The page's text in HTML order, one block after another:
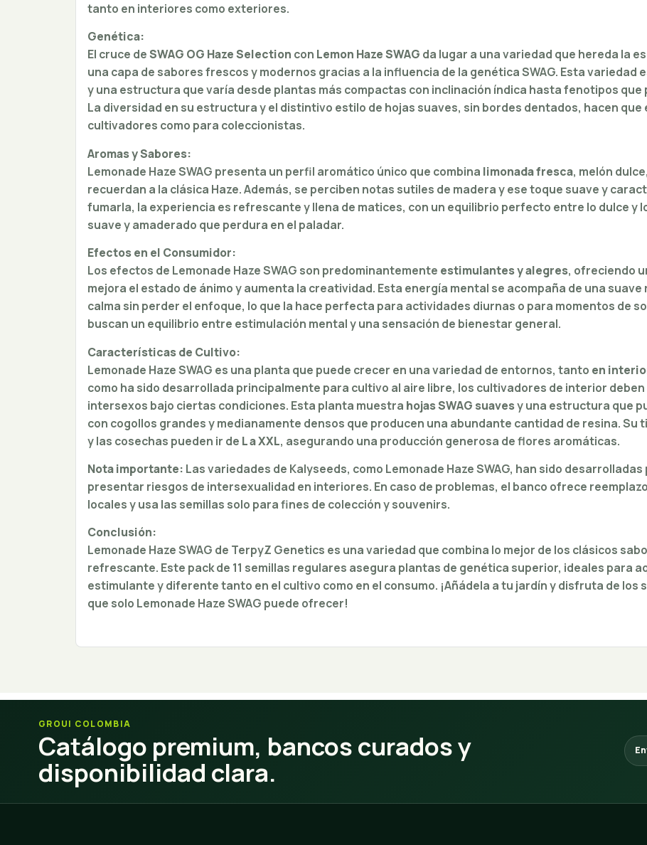
tanto en interiores como exteriores.
Genética:
El cruce deSWAG OG Haze Selection con Lemon Haze SWAG da lugar a una variedad que hereda la
una capa de sabores frescos y modernos gracias a la influencia de la genética SWAG. Esta
y una estructura que varía desde plantas más compactas con inclinación índica hasta fenotipos que
La diversidad en su estructura y el distintivo estilo de hojas suaves, sin bordes dentados, hacen
cultivadores como para coleccionistas.
Aromas y Sabores:
Lemonade Haze SWAG presenta un perfil aromático único que combina limonada fresca, melón
recuerdan a la clásica Haze. Además, se perciben notas sutiles de madera y ese toque suave y
fumarla, la experiencia es refrescante y llena de matices, con un equilibrio perfecto entre lo dulce
suave y amaderado que perdura en el paladar.
Efectos en el Consumidor:
Los efectos de Lemonade Haze SWAG son predominantemente estimulantes y alegres, ofreciendo
mejora el estado de ánimo y aumenta la creatividad. Esta energía mental se acompaña de una
calma sin perder el enfoque, lo que la hace perfecta para actividades diurnas o para momentos de
buscan un equilibrio entre estimulación mental y una sensación de bienestar general.
Características de Cultivo:
Lemonade Haze SWAG es una planta que puede crecer en una variedad de entornos, tanto en
como ha sido desarrollada principalmente para cultivo al aire libre, los cultivadores de interior
intersexos bajo ciertas condiciones. Esta planta muestra hojas SWAG suavesy una estructura que
con cogollos grandes y medianamente densos que producen una abundante cantidad de resina. Su
y las cosechas pueden ir de L a XXL, asegurando una producción generosa de flores aromáticas.
Nota importante: Las variedades de Kalyseeds, como Lemonade Haze SWAG, han sido
presentar riesgos de intersexualidad en interiores. En caso de problemas, el banco ofrece
locales y usa las semillas solo para fines de colección y souvenirs.
Conclusión:
Lemonade Haze SWAG de TerpyZ Genetics es una variedad que combina lo mejor de los clásicos
refrescante. Este pack de 11 semillas regulares asegura plantas de genética superior, ideales para
estimulante y diferente tanto en el cultivo como en el consumo. ¡Añádela a tu jardín y disfruta de
que solo Lemonade Haze SWAG puede ofrecer!
GROUI COLOMBIA
Catálogo premium, bancos curados y
disponibilidad clara.